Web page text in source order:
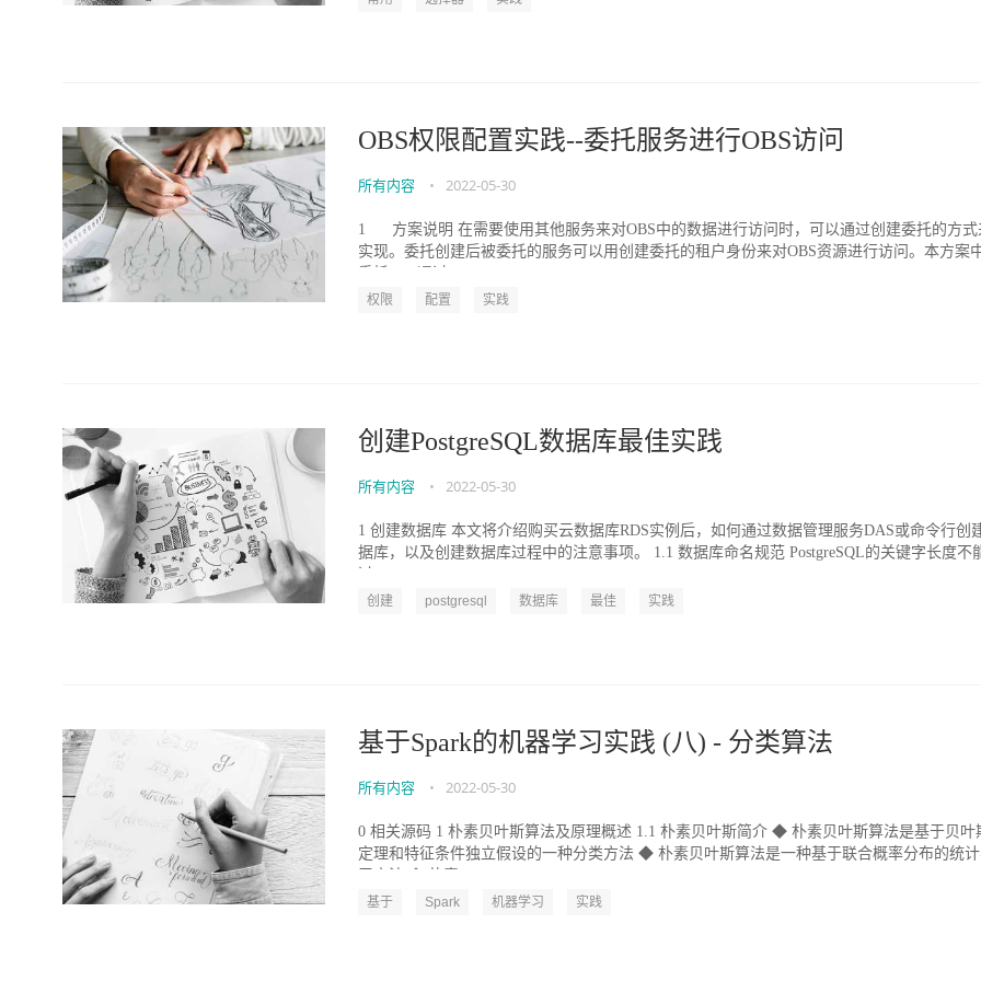
OBS权限配置实践--委托服务进行OBS访问
所有内容 • 2022-05-30
1 方案说明 在需要使用其他服务来对OBS中的数据进行访问时，可以通过创建委托的方式
实现。委托创建后被委托的服务可以用创建委托的租户身份来对OBS资源进行访问。本方案
权限 配置 实践
创建PostgreSQL数据库最佳实践
所有内容 • 2022-05-30
1 创建数据库 本文将介绍购买云数据库RDS实例后，如何通过数据管理服务DAS或命令行创
据库，以及创建数据库过程中的注意事项。 1.1 数据库命名规范 PostgreSQL的关键字长度不
创建 postgresql 数据库 最佳 实践
基于Spark的机器学习实践 (八) - 分类算法
所有内容 • 2022-05-30
0 相关源码 1 朴素贝叶斯算法及原理概述 1.1 朴素贝叶斯简介 ◆ 朴素贝叶斯算法是基于贝叶
定理和特征条件独立假设的一种分类方法 ◆ 朴素贝叶斯算法是一种基于联合概率分布的统
基于 Spark 机器学习 实践